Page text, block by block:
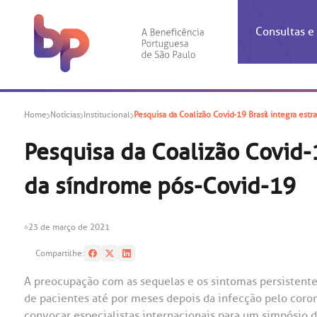
Consultas
A BP
do
Check-
Ética e
Banco
Centro
Outras
Home Notícias Institucional Pesquisa da Coalizão Covid-19 Brasil integra
Pesquisa da Coalizão
da síndrome pós-Covid-19
23 de março de 2021
Compartilhe:
A preocupação com as sequelas e os sintomas
de pacientes até por meses depois da infecção pelo